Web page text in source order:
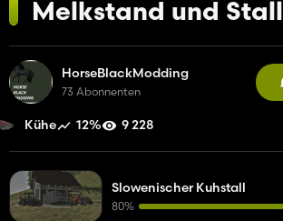
Melkstand und Stall
HorseBlackModding
73 Abonnenten
Kühe 12% 9 228
Slowenischer Kuhstall
80%